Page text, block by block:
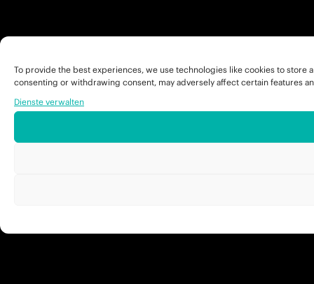
To provide the best experiences, we use technologies like cookies to
consenting or withdrawing consent, may adversely affect certain features
Dienste verwalten